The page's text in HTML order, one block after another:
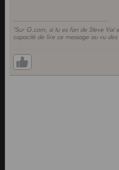
"Sur G.com, si tu es fan de Steve Vaï
capacité de lire ce message au vu